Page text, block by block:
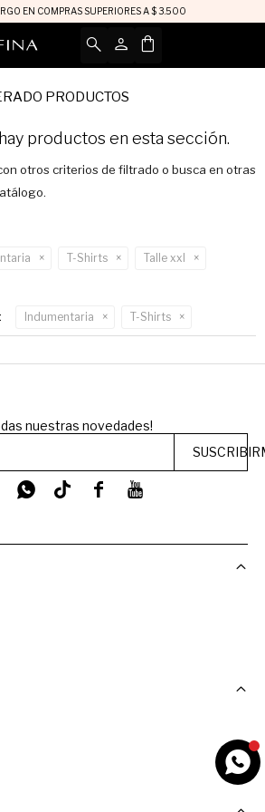
EN COMPRAS SUPERIORES A $ 3.500
PRODUCTOS
productos en esta sección.
otros criterios de filtrado o busca en otras
T-Shirts
Talle xxl
Indumentaria T-Shirts
nuestras novedades!
 
